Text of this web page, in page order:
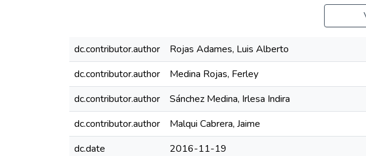
dc.contributor.author
Rojas Adames, Luis Alberto
dc.contributor.author
Medina Rojas, Ferley
dc.contributor.author
Sánchez Medina, Irlesa Indira
dc.contributor.author
Malqui Cabrera, Jaime
dc.date
2016-11-19